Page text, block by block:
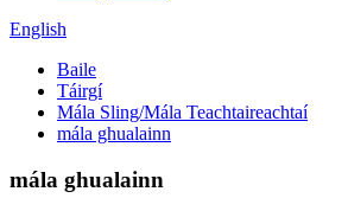
English
Baile
Táirgí
Mála Sling/Mála Teachtaireachtaí
mála ghualainn
mála ghualainn